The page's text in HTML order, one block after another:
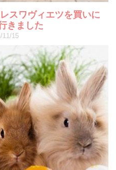
スワヴィエツを買いに
きました
11/15